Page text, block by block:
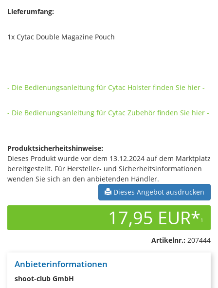
Lieferumfang:
1x Cytac Double Magazine Pouch
- Die Bedienungsanleitung für Cytac Holster finden Sie hier -
- Die Bedienungsanleitung für Cytac Zubehör finden Sie hier -
Produktsicherheitshinweise:
Dieses Produkt wurde vor dem 13.12.2024 auf dem Marktplatz
bereitgestellt. Für Hersteller- und Sicherheitsinformationen
wenden Sie sich an den anbietenden Händler.
Dieses Angebot ausdrucken
17,95 EUR*1
Artikelnr.: 207444
Anbieterinformationen
shoot-club GmbH